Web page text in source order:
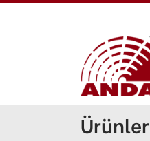
Ürünler